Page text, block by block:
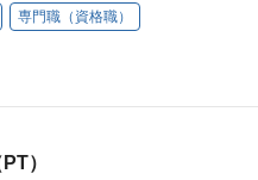
専門職（資格職）
）